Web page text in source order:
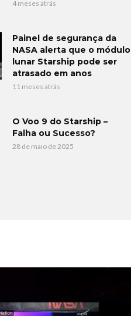
4 meses atrás
Painel de segurança da
NASA alerta que o módulo
lunar Starship pode ser
atrasado em anos
11 meses atrás
O Voo 9 do Starship –
Falha ou Sucesso?
28 de maio de 2025